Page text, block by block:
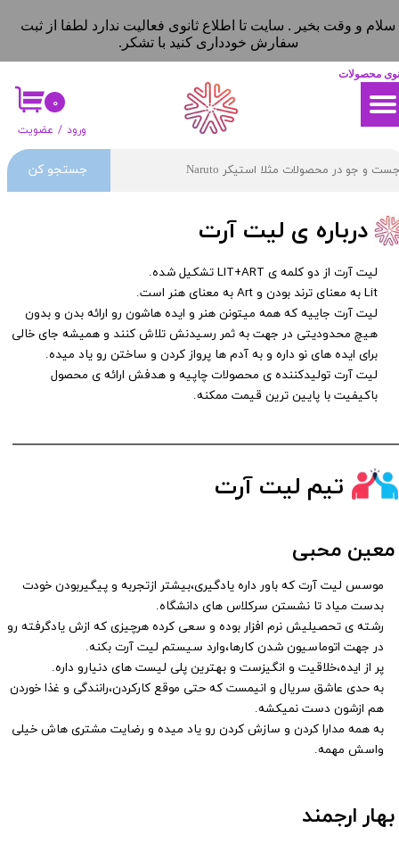
سلام و وقت بخیر . سایت تا اطلاع ثانوی فعالیت ندارد لطفا از ثبت
سفارش خودداری کنید با تشکر.
۰
جستجو کن
ورود / عضویت
حساب کاربری من
تغییر گذر واژه
سفارشات
محصولات
درباره ی لیت آرت
تیم لیت آرت
معین محبی
​​​موسس لیت آرت که باور داره یادگیری،بیشتر ازتجربه و پیگیربودن خودت
بدست میاد تا نشستن سرکلاس های دانشگاه.
رشته ی تحصیلیش نرم افزار بوده و سعی کرده هرچیزی که ازش یادگرفته رو
در جهت اتوماسیون شدن کارها،وارد سیستم لیت آرت بکنه.
پر از ایده،خلاقیت و انگیزست و بهترین پلی لیست های دنیارو داره.
به حدی عاشق سریال و انیمست که حتی موقع کارکردن،رانندگی و غذا خوردن
هم ازشون دست نمیکشه.
به همه مدارا کردن و سازش کردن رو یاد میده و رضایت مشتری هاش خیلی
واسش مهمه.
بهار ارجمند
لیت آرت از دو کلمه ی LIT+ART تشکیل شده.
Lit به معنای ترند بودن و Art به معنای هنر است.
لیت آرت جاییه که همه میتونن هنر و ایده هاشون رو ارائه بدن و بدون
هیچ محدودیتی در جهت به ثمر رسیدنش تلاش کنند و همیشه جای خالی
برای ایده های نو داره و به آدم ها پرواز کردن و ساختن رو یاد میده.
لیت آرت تولیدکننده ی محصولات چاپیه و هدفش ارائه ی محصول
باکیفیت با پایین ترین قیمت ممکنه.
حساب کاربری من
تغییر گذر واژه
سفارشات
خروج از حساب کاربری